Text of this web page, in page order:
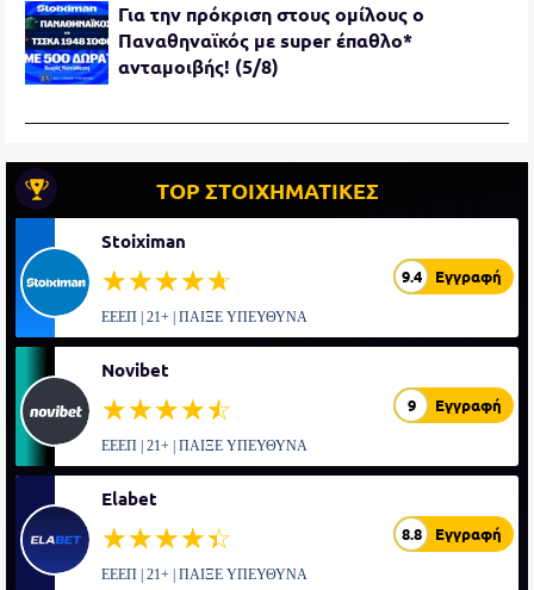
Για την πρόκριση στους ομίλους ο
Παναθηναϊκός με super έπαθλο*
ανταμοιβής! (5/8)
TOP ΣΤΟΙΧΗΜΑΤΙΚΕΣ
Stoiximan
☆☆☆☆☆
★★★★★ 9.4 Εγγραφή
ΕΕΕΠ | 21+ | ΠΑΙΞΕ ΥΠΕΥΘΥΝΑ
Novibet
☆☆☆☆☆
★★★★★ 9 Εγγραφή
ΕΕΕΠ | 21+ | ΠΑΙΞΕ ΥΠΕΥΘΥΝΑ
Elabet
☆☆☆☆☆
★★★★★ 8.8 Εγγραφή
ΕΕΕΠ | 21+ | ΠΑΙΞΕ ΥΠΕΥΘΥΝΑ